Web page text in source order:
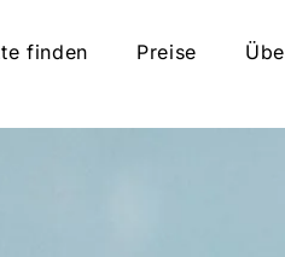
finden Preise